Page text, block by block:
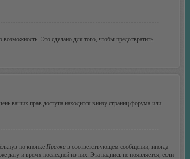
Это сделано для того, чтобы предотвратить
ваших прав доступа находится внизу страниц форума или
по кнопке Правка в соответствующем сообщении, иногда
дату и время последней из них. Эта надпись не появляется, если